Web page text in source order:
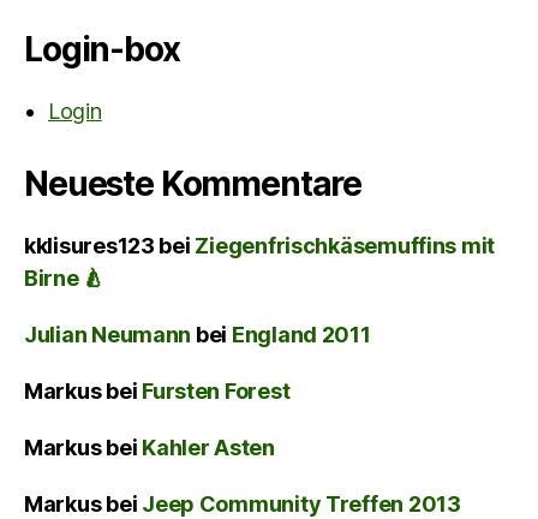
Login-box
Login
Neueste Kommentare
kklisures123 bei Ziegenfrischkäsemuffins mit
Birne 🍐
Julian Neumann bei England 2011
Markusbei Fursten Forest
Markusbei Kahler Asten
Markusbei Jeep Community Treffen 2013